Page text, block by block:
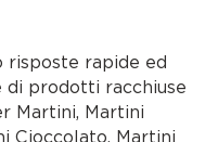
rapide ed
prodotti racchiuse
Martini, Martini
Cioccolato, Martini